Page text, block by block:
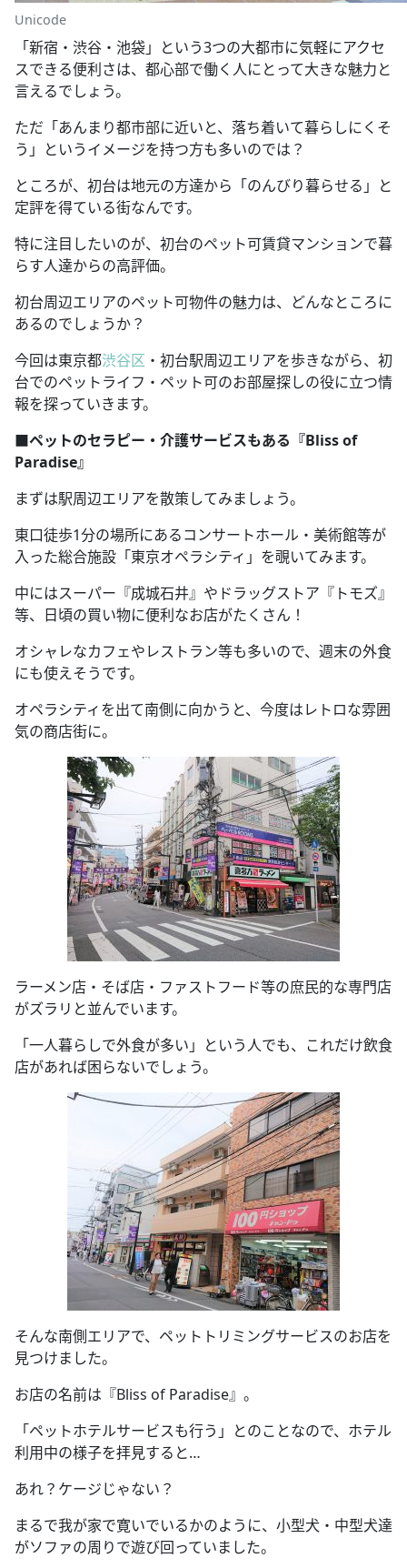
Unicode
「新宿・渋谷・池袋」という3つの大都市に気軽にアクセ
スできる便利さは、都心部で働く人にとって大きな魅力と
言えるでしょう。
ただ「あんまり都市部に近いと、落ち着いて暮らしにくそ
う」というイメージを持つ方も多いのでは？
ところが、初台は地元の方達から「のんびり暮らせる」と
定評を得ている街なんです。
特に注目したいのが、初台のペット可賃貸マンションで暮
らす人達からの高評価。
初台周辺エリアのペット可物件の魅力は、どんなところに
あるのでしょうか？
今回は東京都渋谷区 ・初台駅周辺エリアを歩きながら、初
台でのペットライフ・ペット可のお部屋探しの役に立つ情
報を探っていきます。
■ペットのセラピー・介護サービスもある『Bliss of
Paradise』
まずは駅周辺エリアを散策してみましょう。
東口徒歩1分の場所にあるコンサートホール・美術館等が
入った総合施設「東京オペラシティ」を覗いてみます。
中にはスーパー『成城石井』やドラッグストア『トモズ』
等、日頃の買い物に便利なお店がたくさん！
オシャレなカフェやレストラン等も多いので、週末の外食
にも使えそうです。
オペラシティを出て南側に向かうと、今度はレトロな雰囲
気の商店街に。
ラーメン店・そば店・ファストフード等の庶民的な専門店
がズラリと並んでいます。
「一人暮らしで外食が多い」という人でも、これだけ飲食
店があれば困らないでしょう。
そんな南側エリアで、ペットトリミングサービスのお店を
見つけました。
お店の名前は『Bliss of Paradise』。
「ペットホテルサービスも行う」とのことなので、ホテル
利用中の様子を拝見すると…
あれ？ケージじゃない？
まるで我が家で寛いでいるかのように、小型犬・中型犬達
がソファの周りで遊び回っていました。